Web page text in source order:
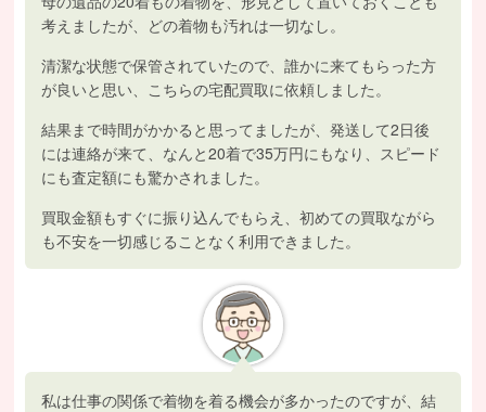
考えましたが、どの着物も汚れは一切なし。
清潔な状態で保管されていたので、誰かに来てもらった方
が良いと思い、こちらの宅配買取に依頼しました。
結果まで時間がかかると思ってましたが、発送して2日後
には連絡が来て、なんと20着で35万円にもなり、スピード
にも査定額にも驚かされました。
買取金額もすぐに振り込んでもらえ、初めての買取ながら
も不安を一切感じることなく利用できました。
私は仕事の関係で着物を着る機会が多かったのですが、結